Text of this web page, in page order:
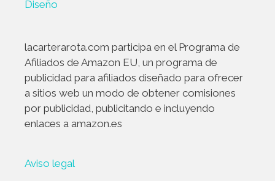
Diseño
lacarterarota.com participa en el Programa de
Afiliados de Amazon EU, un programa de
publicidad para afiliados diseñado para ofrecer
a sitios web un modo de obtener comisiones
por publicidad, publicitando e incluyendo
enlaces a amazon.es
Aviso legal